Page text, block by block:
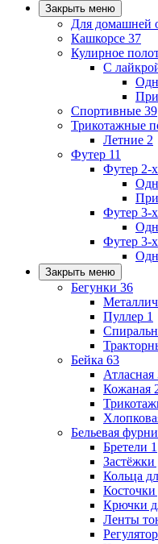
Закрыть меню
Для домашней
Кашкорсе 37
Кулирное
С
Спортивные 39
Трикотажные
Летние 2
Футер 11
Футер 2-
Футер 3-
Футер 3-
Закрыть меню
Бегунки 36
Пуллер 1
Бейка 63
Атласная
Кожаная
Бельевая
Бретели 1
Застёжки
Кольца
Косточки
Крючки
Ленты